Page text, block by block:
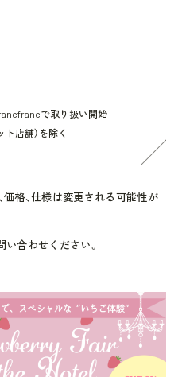
で取り扱い開始
店舗）を除く
格、仕様は変更される可能性が
合わせください。